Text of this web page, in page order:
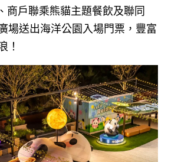
商戶聯乘熊貓主題餐飲及聯同
場送出海洋公園入場門票，豐富
！